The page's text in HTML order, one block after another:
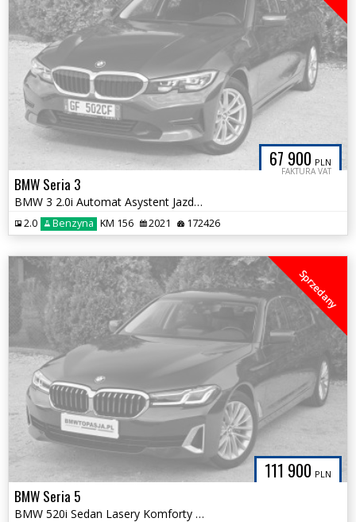
67 900 PLN
FAKTURA VAT
BMW Seria 3
BMW 3 2.0i Automat Asystent Jazdy Serwis ASO Alu 17 Śliczna Oszczędna
2.0 Benzyna KM 156 2021 172426
111 900 PLN
Sprzedany
BMW Seria 5
BMW 520i Sedan Lasery Komforty HAK 100% Bezwypadkowa 144tys km LUXURY